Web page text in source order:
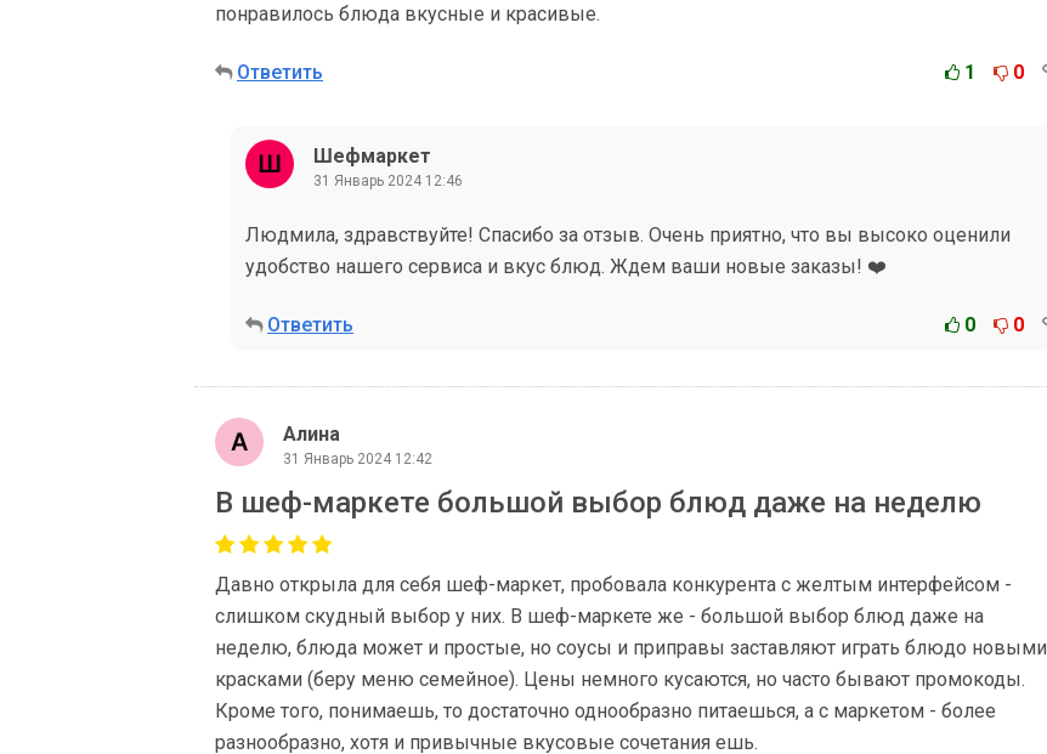
понравилось блюда вкусные и красивые.
Ответить 1 0
Шефмаркет
31 Январь 2024 12:46
Людмила, здравствуйте! Спасибо за отзыв. Очень приятно, что вы высоко оценили
удобство нашего сервиса и вкус блюд. Ждем ваши новые заказы! ❤️
Ответить 0 0
Алина
31 Январь 2024 12:42
В шеф-маркете большой выбор блюд даже на неделю
Давно открыла для себя шеф-маркет, пробовала конкурента с желтым интерфейсом -
слишком скудный выбор у них. В шеф-маркете же - большой выбор блюд даже на
неделю, блюда может и простые, но соусы и приправы заставляют играть блюдо новыми
красками (беру меню семейное). Цены немного кусаются, но часто бывают промокоды.
Кроме того, понимаешь, то достаточно однообразно питаешься, а с маркетом - более
разнообразно, хотя и привычные вкусовые сочетания ешь.